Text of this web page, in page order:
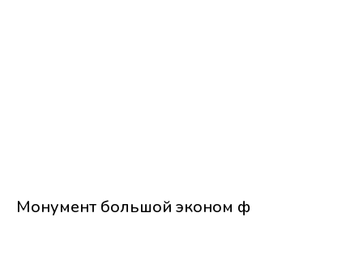
Монумент большой эконом ф